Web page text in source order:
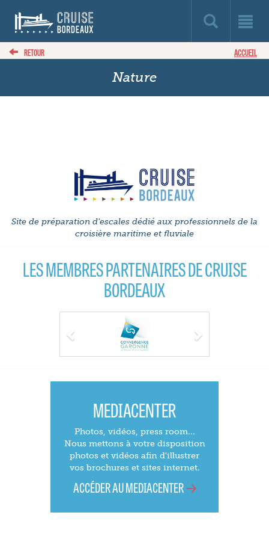
RETOUR ACCUEIL
Nature
Site de préparation d'escales dédié aux professionnels de la
croisière maritime et fluviale
LES MEMBRES PARTENAIRES DE CRUISE
BORDEAUX
MEDIACENTER
Photos, vidéos, press room...
Nous mettons à votre disposition
photos et vidéos afin d'illustrer
vos brochures et sites internet.
ACCÉDER AU MEDIACENTER